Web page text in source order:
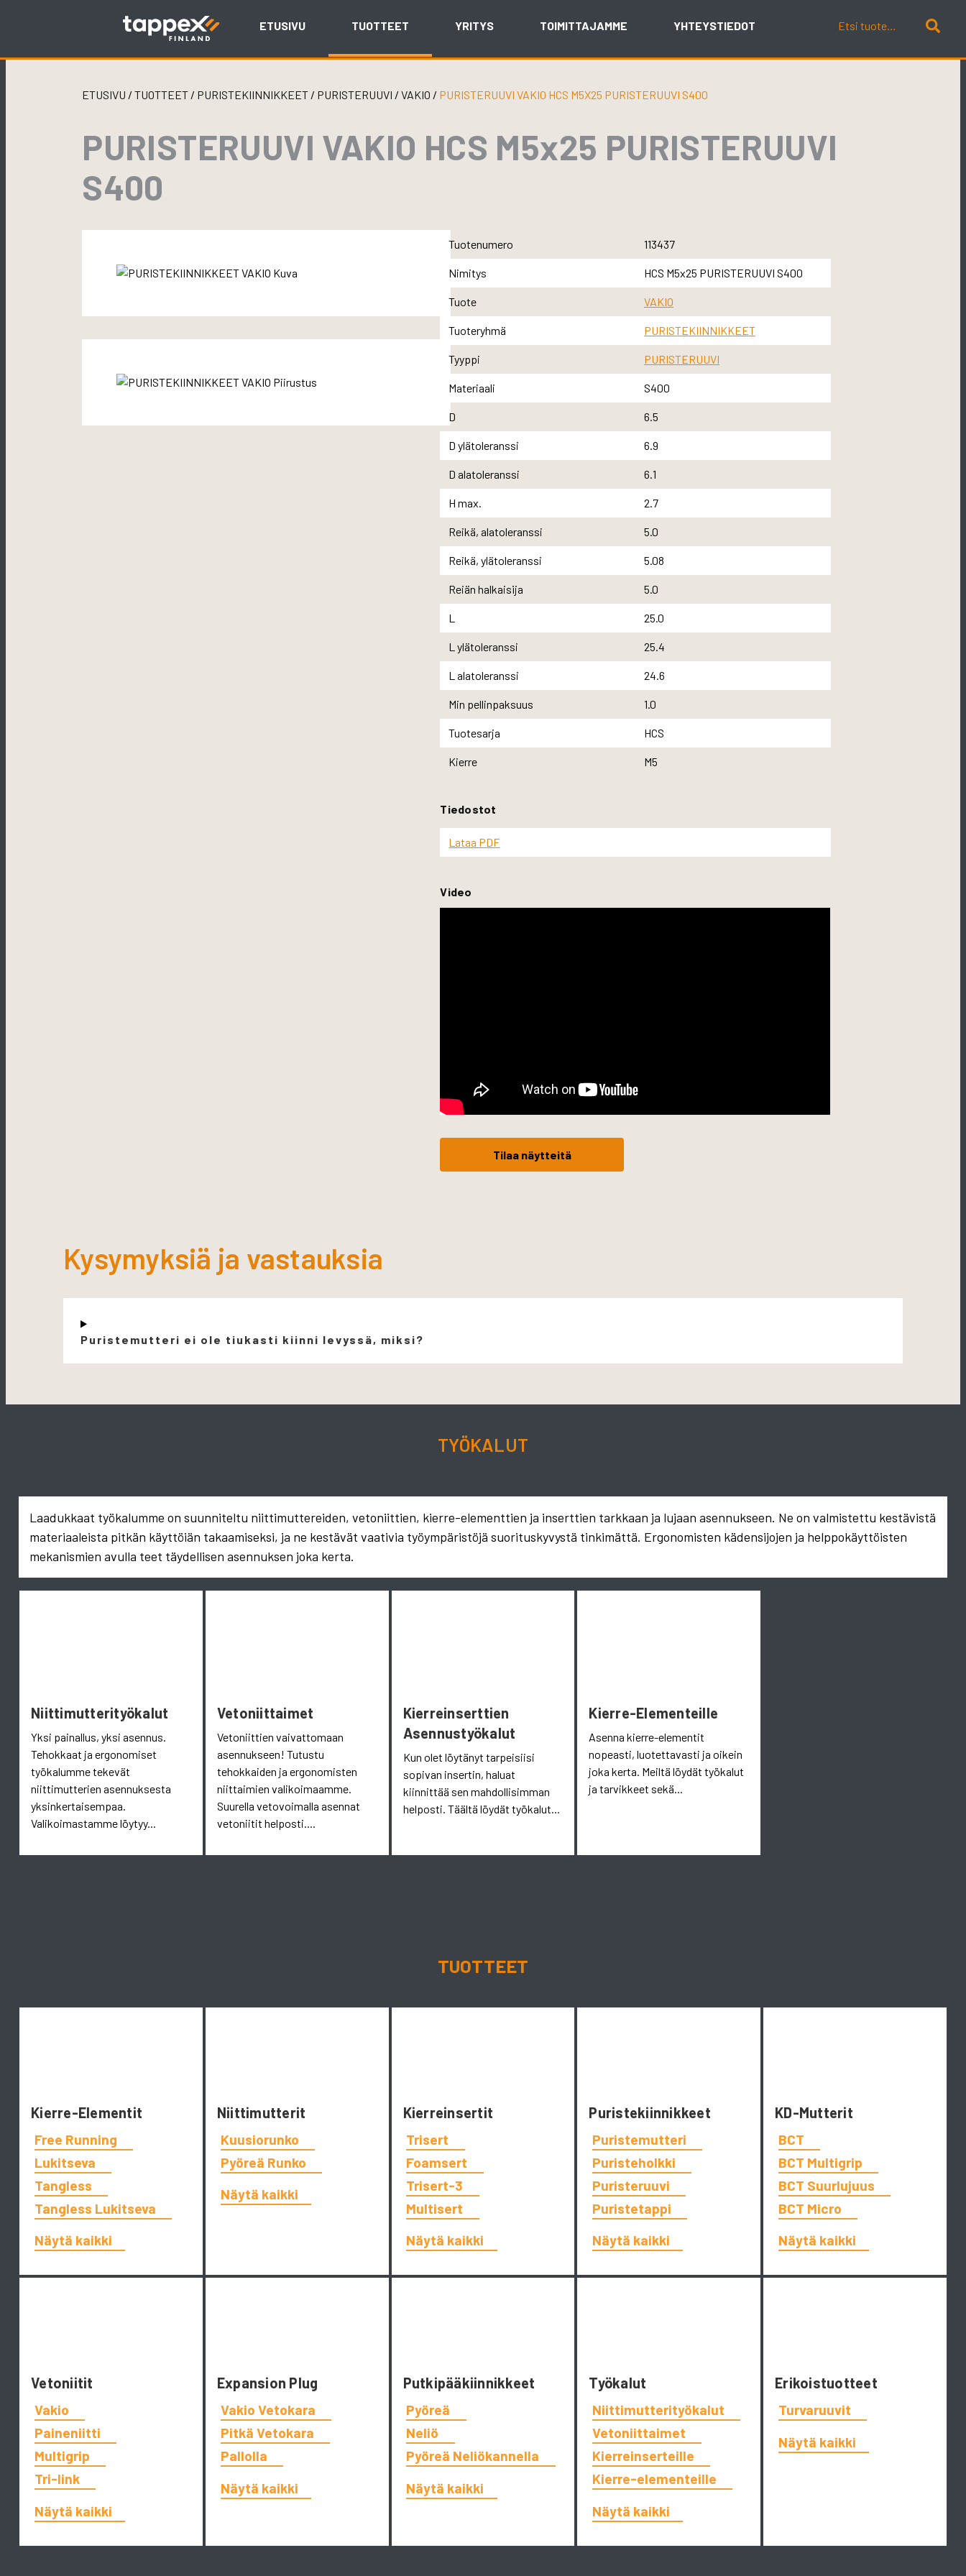
ETUSIVU TUOTTEET YRITYS TOIMITTAJAMME YHTEYSTIEDOT
ETUSIVU /TUOTTEET / PURISTEKIINNIKKEET / PURISTERUUVI /VAKIO / PURISTERUUVI VAKIO HCS M5X25 PURISTERUUVI S400
PURISTERUUVI VAKIO HCS M5x25 PURISTERUUVI
S400
Tuotenumero 113437
Nimitys HCS M5x25 PURISTERUUVI S400
Tuote VAKIO
Tuoteryhmä PURISTEKIINNIKKEET
Tyyppi PURISTERUUVI
Materiaali S400
D 6.5
D ylätoleranssi 6.9
D alatoleranssi 6.1
H max. 2.7
Reikä, alatoleranssi 5.0
Reikä, ylätoleranssi 5.08
Reiän halkaisija 5.0
L 25.0
L ylätoleranssi 25.4
L alatoleranssi 24.6
Min pellinpaksuus 1.0
Tuotesarja HCS
Kierre M5
Tiedostot
Lataa PDF
Video
Tilaa näytteitä
Kysymyksiä ja vastauksia
Puristemutteri ei ole tiukasti kiinni levyssä, miksi?
TYÖKALUT
Laadukkaat työkalumme on suunniteltu niittimuttereiden, vetoniittien, kierre-elementtien ja inserttien tarkkaan ja lujaan asennukseen. Ne on valmistettu kestävistä
materiaaleista pitkän käyttöiän takaamiseksi, ja ne kestävät vaativia työympäristöjä suorituskyvystä tinkimättä. Ergonomisten kädensijojen ja helppokäyttöisten
mekanismien avulla teet täydellisen asennuksen joka kerta.
Niittimutterityökalut
Yksi painallus, yksi asennus.
Tehokkaat ja ergonomiset
työkalumme tekevät
niittimutterien asennuksesta
yksinkertaisempaa.
Valikoimastamme löytyy...
Vetoniittaimet
Vetoniittien vaivattomaan
asennukseen! Tutustu
tehokkaiden ja ergonomisten
niittaimien valikoimaamme.
Suurella vetovoimalla asennat
vetoniitit helposti....
Kierreinserttien
Asennustyökalut
Kun olet löytänyt tarpeisiisi
sopivan insertin, haluat
kiinnittää sen mahdollisimman
helposti. Täältä löydät työkalut...
Kierre-Elementeille
Asenna kierre-elementit
nopeasti, luotettavasti ja oikein
joka kerta. Meiltä löydät työkalut
ja tarvikkeet sekä...
TUOTTEET
Kierre-Elementit
Free Running
Lukitseva
Tangless
Tangless Lukitseva
Näytä kaikki
Niittimutterit
Kuusiorunko
Pyöreä Runko
Näytä kaikki
Kierreinsertit
Trisert
Foamsert
Trisert-3
Multisert
Näytä kaikki
Puristekiinnikkeet
Puristemutteri
Puristeholkki
Puristeruuvi
Puristetappi
Näytä kaikki
KD-Mutterit
BCT
BCT Multigrip
BCT Suurlujuus
BCT Micro
Näytä kaikki
Vetoniitit
Vakio
Paineniitti
Multigrip
Tri-link
Näytä kaikki
Expansion Plug
Vakio Vetokara
Pitkä Vetokara
Pallolla
Näytä kaikki
Putkipääkiinnikkeet
Pyöreä
Neliö
Pyöreä Neliökannella
Näytä kaikki
Työkalut
Niittimutterityökalut
Vetoniittaimet
Kierreinserteille
Kierre-elementeille
Näytä kaikki
Erikoistuotteet
Turvaruuvit
Näytä kaikki